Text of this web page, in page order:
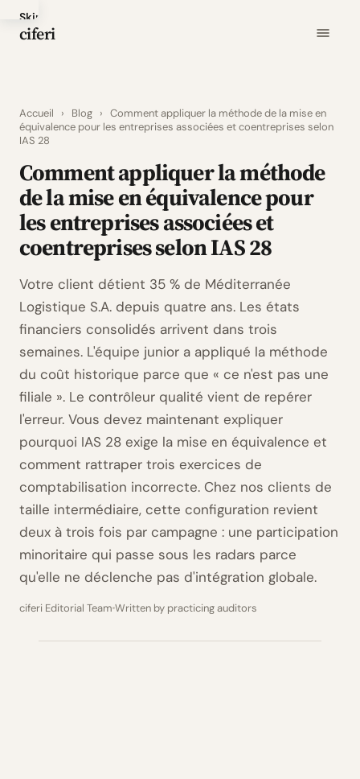
Skip
to
ciferi
Accueil › Blog › Comment appliquer la méthode de la mise en
équivalence pour les entreprises associées et coentreprises selon
IAS 28
Comment appliquer la méthode
de la mise en équivalence pour
les entreprises associées et
coentreprises selon IAS 28
Votre client détient 35 % de Méditerranée
Logistique S.A. depuis quatre ans. Les états
financiers consolidés arrivent dans trois
semaines. L'équipe junior a appliqué la méthode
du coût historique parce que « ce n'est pas une
filiale ». Le contrôleur qualité vient de repérer
l'erreur. Vous devez maintenant expliquer
pourquoi IAS 28 exige la mise en équivalence et
comment rattraper trois exercices de
comptabilisation incorrecte. Chez nos clients de
taille intermédiaire, cette configuration revient
deux à trois fois par campagne : une participation
minoritaire qui passe sous les radars parce
qu'elle ne déclenche pas d'intégration globale.
ciferi Editorial Team Written by practicing auditors